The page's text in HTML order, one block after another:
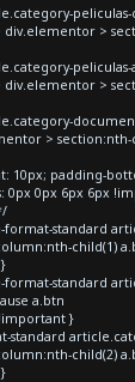
peliculas-
>
>
>
10px; padding-
0px 6px 6px
format-standard
child(1)
format-standard
a.btn
}
standard
child(2)